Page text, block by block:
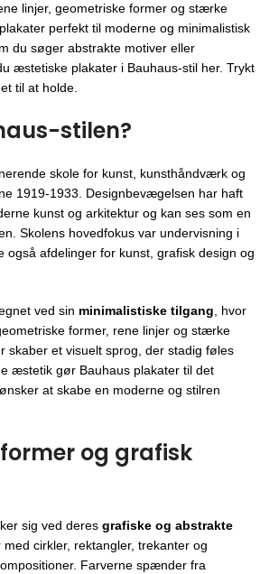
linjer, geometriske former og stærke
perfekt til moderne og minimalistisk
du søger abstrakte motiver eller
æstetiske plakater i Bauhaus-stil her. Trykt
til at holde.
stilen?
skole for kunst, kunsthåndværk og
1919-1933. Designbevægelsen har haft
kunst og arkitektur og kan ses som en
Skolens hovedfokus var undervisning i
også afdelinger for kunst, grafisk design og
ved sin minimalistiske tilgang , hvor
former, rene linjer og stærke
skaber et visuelt sprog, der stadig føles
æstetik gør Bauhaus plakater til det
at skabe en moderne og stilren
og grafisk
sig ved deres grafiske og abstrakte
med cirkler, rektangler, trekanter og
Farverne spænder fra